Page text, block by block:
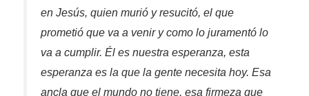
en Jesús, quien murió y resucitó, el que
prometió que va a venir y como lo juramentó lo
va a cumplir. Él es nuestra esperanza, esta
esperanza es la que la gente necesita hoy. Esa
ancla que el mundo no tiene, esa firmeza que